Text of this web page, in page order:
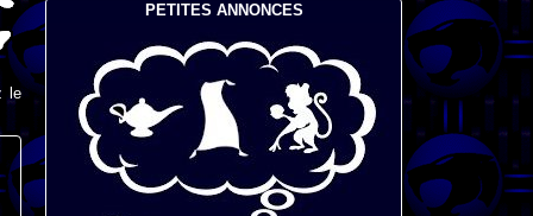
le
PETITES ANNONCES